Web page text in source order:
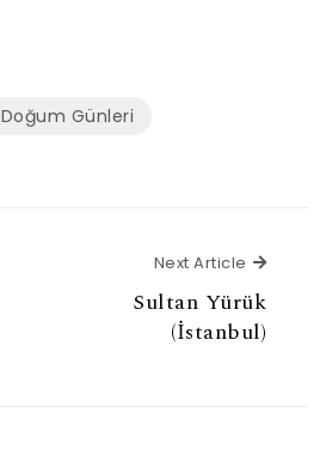
Doğum Günleri
Next Article Next
Sultan Yürük
(İstanbul)